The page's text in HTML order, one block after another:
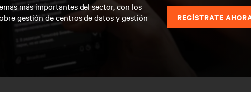
más importantes del sector, con los
gestión de centros de datos y gestión
REGÍSTRATE